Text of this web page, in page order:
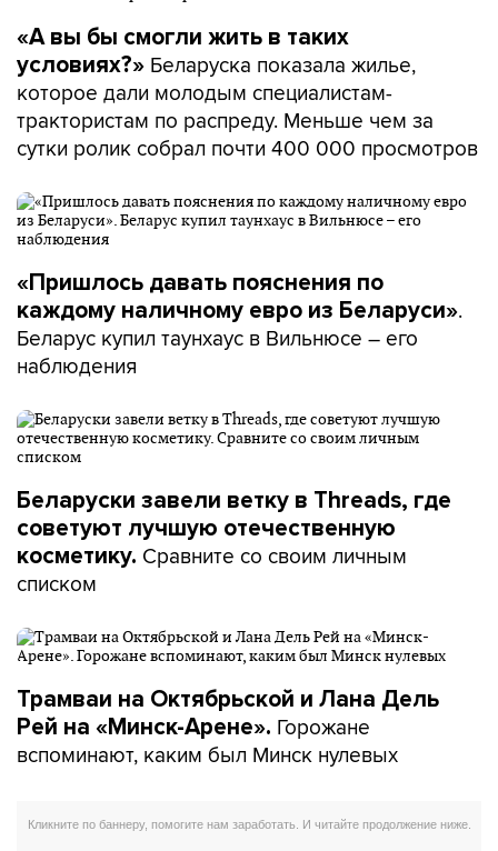
«А вы бы смогли жить в таких
условиях?» Беларуска показала жилье,
которое дали молодым специалистам-
трактористам по распреду. Меньше чем за
сутки ролик собрал почти 400 000 просмотров
«Пришлось давать пояснения по
каждому наличному евро из Беларуси».
Беларус купил таунхаус в Вильнюсе – его
наблюдения
Беларуски завели ветку в Threads, где
советуют лучшую отечественную
косметику. Сравните со своим личным
списком
Трамваи на Октябрьской и Лана Дель
Рей на «Минск-Арене». Горожане
вспоминают, каким был Минск нулевых